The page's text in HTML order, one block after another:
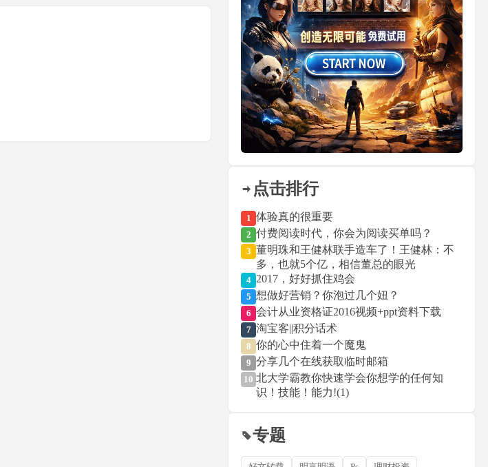
点击排行
1 体验真的很重要
2 付费阅读时代，你会为阅读买单吗？
3 董明珠和王健林联手造车了！王健林：不
多，也就5个亿，相信董总的眼光
4 2017，好好抓住鸡会
5 想做好营销？你泡过几个妞？
6 会计从业资格证2016视频+ppt资料下载
7 淘宝客||积分话术
8 你的心中住着一个魔鬼
9 分享几个在线获取临时邮箱
10 北大学霸教你快速学会你想学的任何知
识！技能！能力!(1)
专题